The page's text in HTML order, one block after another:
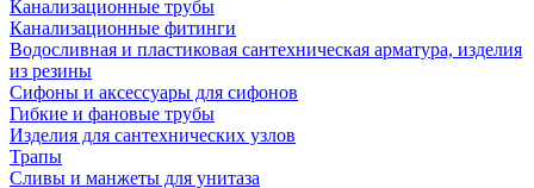
Канализационные трубы
Канализационные фитинги
Водосливная и пластиковая сантехническая арматура, изделия
из резины
Сифоны и аксессуары для сифонов
Гибкие и фановые трубы
Изделия для сантехнических узлов
Трапы
Сливы и манжеты для унитаза